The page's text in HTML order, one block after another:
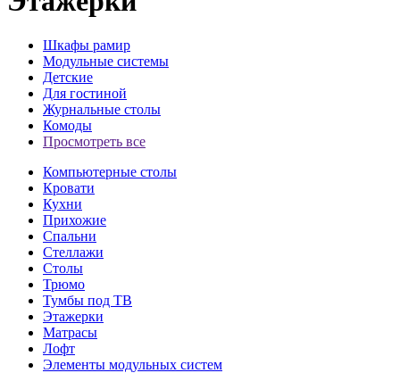
Шкафы рамир
Модульные системы
Детские
Для гостиной
Журнальные столы
Комоды
Просмотреть все
Компьютерные столы
Кровати
Кухни
Прихожие
Спальни
Стеллажи
Столы
Трюмо
Тумбы под ТВ
Этажерки
Матрасы
Лофт
Элементы модульных систем